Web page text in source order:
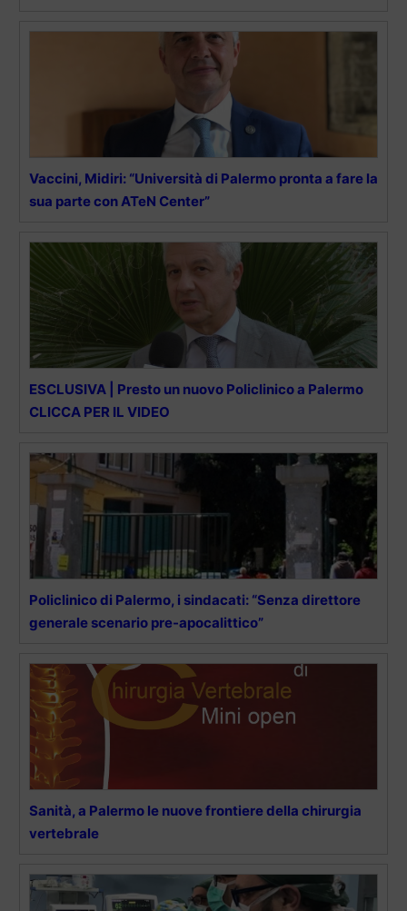
Vaccini, Midiri: “Università di Palermo pronta a fare la
sua parte con ATeN Center”
ESCLUSIVA | Presto un nuovo Policlinico a Palermo
CLICCA PER IL VIDEO
Policlinico di Palermo, i sindacati: “Senza direttore
generale scenario pre-apocalittico”
Sanità, a Palermo le nuove frontiere della chirurgia
vertebrale